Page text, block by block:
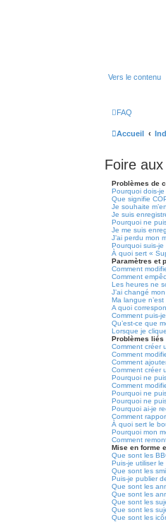
Vers le contenu
FAQ
Accueil
Foire
Problèmes de
Pourquoi dois-je
Que signifie
Je souhaite
Je suis
Pourquoi ne
Je me suis
J’ai perdu mon
Pourquoi suis-
À quoi sert «
Paramètres et
Comment
Comment
Les heures ne
J’ai changé
Ma langue
A quoi
Comment puis-
Qu’est-ce que
Lorsque je
Problèmes liés
Comment créer
Comment
Comment
Comment créer
Pourquoi ne
Comment
Pourquoi ne
Pourquoi ne
Pourquoi ai-je
Comment
À quoi sert le
Pourquoi mon
Comment
Mise en forme
Que sont les
Puis-je utiliser le
Que sont les
Puis-je publier
Que sont les
Que sont les
Que sont les
Que sont les
Que sont les